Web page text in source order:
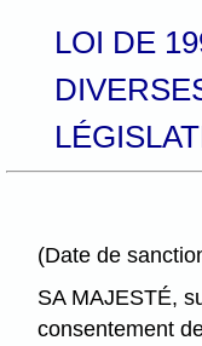
LOI DE
(Date de
SA MAJESTÉ,
consentement